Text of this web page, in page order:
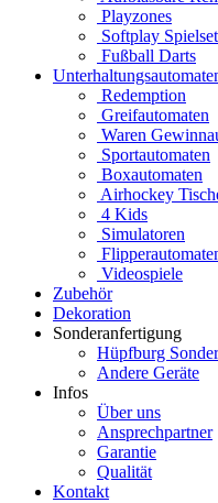
Playzones
Softplay
Fußball Darts
Redemption
Greifautomaten
Waren
Sportautomaten
Boxautomaten
Airhockey
4 Kids
Simulatoren
Videospiele
Zubehör
Dekoration
Sonderanfertigung
Hüpfburg
Andere Geräte
Infos
Über uns
Ansprechpartner
Garantie
Qualität
Kontakt